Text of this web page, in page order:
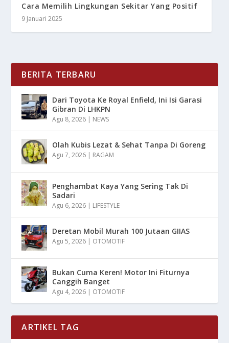
Cara Memilih Lingkungan Sekitar Yang Positif
9 Januari 2025
BERITA TERBARU
Dari Toyota Ke Royal Enfield, Ini Isi Garasi
Gibran Di LHKPN
Agu 8, 2026 | NEWS
Olah Kubis Lezat & Sehat Tanpa Di Goreng
Agu 7, 2026 | RAGAM
Penghambat Kaya Yang Sering Tak Di
Sadari
Agu 6, 2026 | LIFESTYLE
Deretan Mobil Murah 100 Jutaan GIIAS
Agu 5, 2026 | OTOMOTIF
Bukan Cuma Keren! Motor Ini Fiturnya
Canggih Banget
Agu 4, 2026 | OTOMOTIF
ARTIKEL TAG